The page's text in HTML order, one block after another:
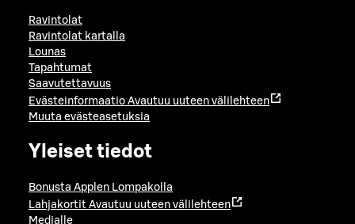
Ravintolat
Ravintolat kartalla
Lounas
Tapahtumat
Saavutettavuus
Evästeinformaatio Avautuu uuteen välilehteen
Muuta evästeasetuksia
Yleiset tiedot
Bonusta Applen Lompakolla
Lahjakortit Avautuu uuteen välilehteen
Medialle